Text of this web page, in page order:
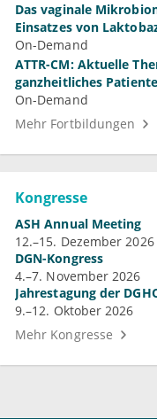
Das vaginale
Einsatzes von
und
On-Demand
ATTR-CM: Aktuelle
ganzheitliches
On-Demand
Mehr Fortbildungen
Kongresse
ASH Annual Meeting
12.–15. Dezember 2026
DGN-Kongress
4.–7. November 2026
Jahrestagung der
9.–12. Oktober 2026
Mehr Kongresse